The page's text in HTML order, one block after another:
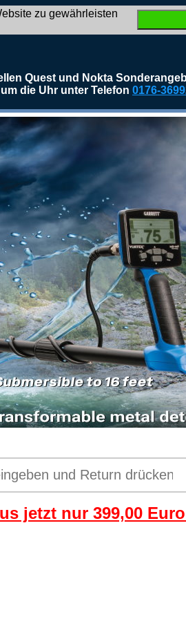
zu gewährleisten
Quest und Nokta
die Uhr unter Telefon 0176-
jetzt nur 399,00